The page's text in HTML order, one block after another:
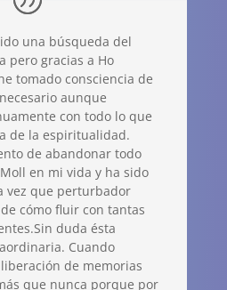
una búsqueda del
pero gracias a Ho
tomado consciencia de
aunque
con todo lo que
de la espiritualidad.
de abandonar todo
en mi vida y ha sido
vez que perturbador
cómo fluir con tantas
duda ésta
Cuando
de memorias
que nunca porque por